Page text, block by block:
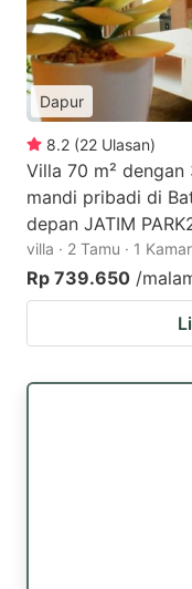
Dapur
8.2 (22 Ulasan)
Villa 70 m²
mandi pribadi di
depan JATIM
villa · 2 Tamu · 1
Rp 739.650 /